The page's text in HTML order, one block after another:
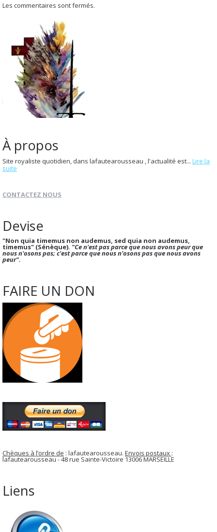
Les commentaires sont fermés.
À propos
Site royaliste quotidien, dans lafautearousseau , l'actualité est... Lire la
suite
CONTACTEZ NOUS
Devise
"Non quia timemus non audemus, sed quia non audemus,
timemus" (Sénèque). "Ce n'est pas parce que nous avons peur que
nous n'osons pas; c'est parce que nous n'osons pas que nous avons
peur".
FAIRE UN DON
Chèques à l’ordre de : lafautearousseau. Envois postaux :
lafautearousseau - 48 rue Sainte-Victoire 13006 MARSEILLE
Liens